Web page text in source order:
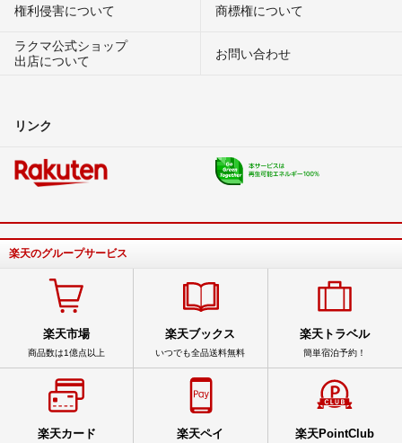
権利侵害について
商標権について
ラクマ公式ショップ
出店について
お問い合わせ
リンク
楽天のグループサービス
楽天市場
商品数は1億点以上
楽天ブックス
いつでも全品送料無料
楽天トラベル
簡単宿泊予約！
楽天カード 楽天ペイ 楽天PointClub